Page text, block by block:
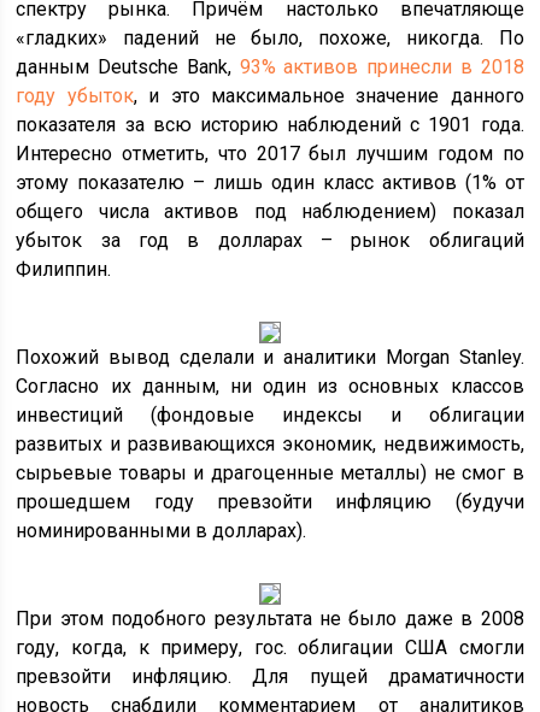
спектру рынка. Причём настолько впечатляюще
«гладких» падений не было, похоже, никогда. По
данным Deutsche Bank, 93% активов принесли в 2018
году убыток, и это максимальное значение данного
показателя за всю историю наблюдений с 1901 года.
Интересно отметить, что 2017 был лучшим годом по
этому показателю – лишь один класс активов (1% от
общего числа активов под наблюдением) показал
убыток за год в долларах – рынок облигаций
Филиппин.
Похожий вывод сделали и аналитики Morgan Stanley.
Согласно их данным, ни один из основных классов
инвестиций (фондовые индексы и облигации
развитых и развивающихся экономик, недвижимость,
сырьевые товары и драгоценные металлы) не смог в
прошедшем году превзойти инфляцию (будучи
номинированными в долларах).
При этом подобного результата не было даже в 2008
году, когда, к примеру, гос. облигации США смогли
превзойти инфляцию. Для пущей драматичности
новость снабдили комментарием от аналитиков